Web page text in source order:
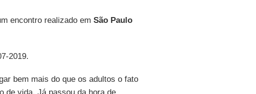
encontro realizado em São Paulo
2019.
bem mais do que os adultos o fato